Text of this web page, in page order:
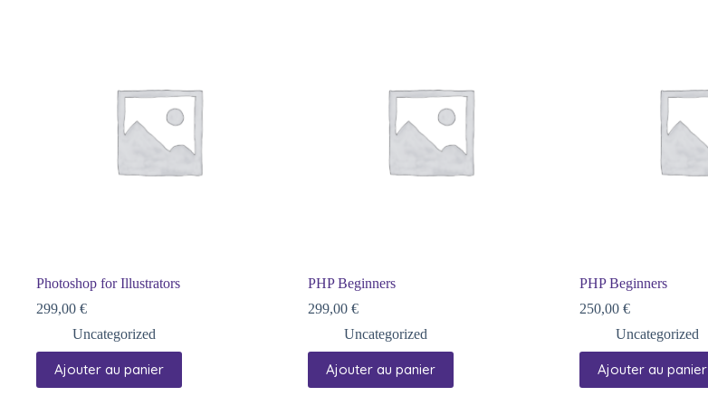
Photoshop for Illustrators
299,00 €
Uncategorized
Ajouter au panier
PHP Beginners
299,00 €
Uncategorized
Ajouter au panier
PHP Beginners
250,00 €
Uncategorized
Ajouter au panier